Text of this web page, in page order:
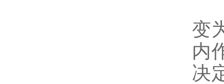
变
内
决